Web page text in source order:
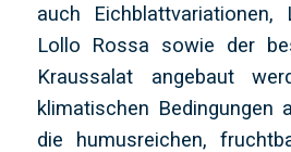
auch
Lollo Rossa sowie der
Kraussalat angebaut
klimatischen Bedingungen
die humusreichen,